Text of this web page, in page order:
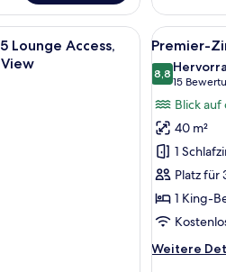
Zimmer,
1 King-
Bett,
Balkon,
Hafenblick
Schreibtisch, laptopgeeigneter
Lounge Access,
Alle
Fotos
für
Premier-
Zimmer,
Balkon,
anzeigen
6
Premier-
8,88,8 von 10
15
(15
Blick auf
40 m²
1
Platz für
1 King-
Weitere
Weitere